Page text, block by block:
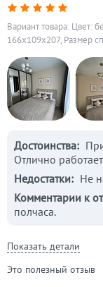
Вариант товара: Цвет:
166x109x207, Размер
Достоинства:
Отлично
Недостатки: Не
Комментарии к
полчаса.
Показать детали
Это полезный отзыв